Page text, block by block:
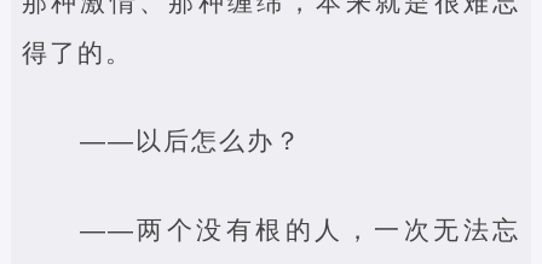
得了的。
——以后怎么办？
——两个没有根的人，一次无法忘